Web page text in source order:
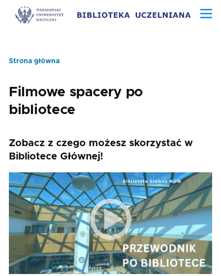
Przejdź do treści
Menu
nawigacyjna
Strona główna
Filmowe spacery po
bibliotece
Zobacz z czego możesz skorzystać w
Bibliotece Głównej!